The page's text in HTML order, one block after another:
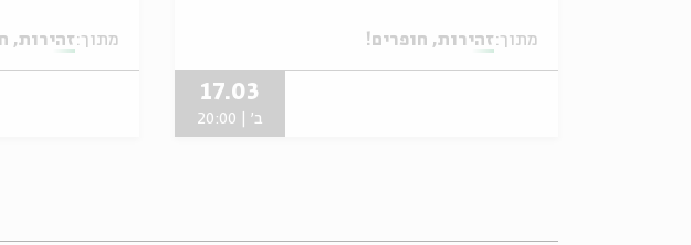
מתוך:זהירות, חופרים!
17.03
ב' | 20:00
מתוך:זהירות,